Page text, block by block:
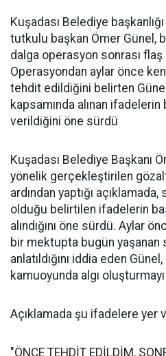
Kuşadası Belediye
tutkulu başkan Ömer Günel,
dalga operasyon sonrası flaş
Operasyondan aylar önce
tehdit edildiğini belirten
kapsamında alınan
verildiğini öne sürdü
Kuşadası Belediye Başkanı
yönelik gerçekleştirilen
ardından yaptığı
olduğu belirtilen ifadelerin
alındığını öne sürdü. Aylar
bir mektupta bugün yaşanan
anlatıldığını iddia eden
kamuoyunda algı
Açıklamada şu ifadelere yer
"ÖNCE TEHDİT EDİLDİM,